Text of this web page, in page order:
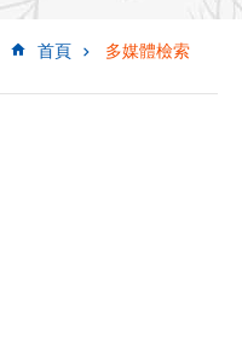
首頁 多媒體檢索